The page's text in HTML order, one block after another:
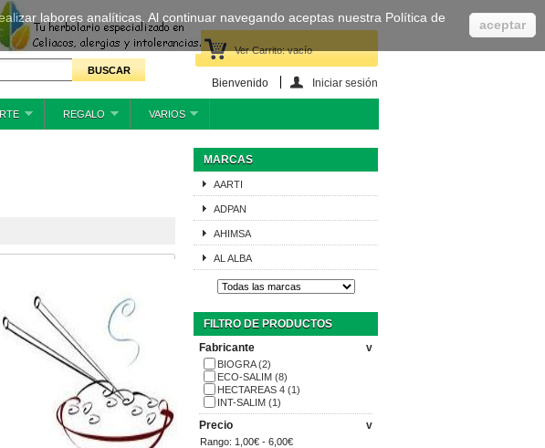
Ver Carrito:vacío
Bienvenido Iniciar sesión
REGALO VARIOS
MARCAS
AARTI
ADPAN
AHIMSA
AL ALBA
FILTRO DE PRODUCTOS
Fabricante
v
BIOGRA(2)
ECO-SALIM (8)
HECTAREAS 4 (1)
INT-SALIM (1)
Precio v
Rango: 1,00€ - 6,00€
labores analíticas. Al continuar navegando aceptas nuestra Política de
aceptar